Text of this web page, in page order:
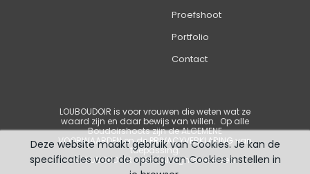
LOUBOUDOIR is voor vrouwen die weten wat ze
waard zijn en daar bewijs van willen. Op alle
Boudoirshoots zijn deALGEMENE
VOORWAARDENen dePRIVACYVERKLARING van
toepassing.
©LOUBOUDOIR 2026 | All rights reserved
Proefshoot
Portfolio
Contact
Deze website maakt gebruik van Cookies. Je kan de
specificaties voor de opslag van Cookies instellen in